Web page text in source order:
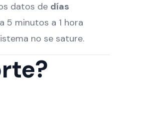
datos de días
5 minutos a 1 hora
no se sature.